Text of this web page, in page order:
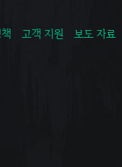
고객 지원
보도 자료